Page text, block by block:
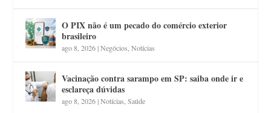
O PIX não é um pecado do comércio exterior
brasileiro
ago 8, 2026|Negócios ,Notícias
Vacinação contra sarampo em SP: saiba onde ir e
esclareça dúvidas
ago 8, 2026|Notícias ,Saúde